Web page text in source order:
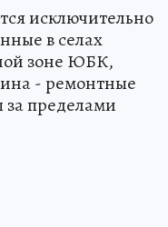
исключительно
в селах
зоне ЮБК,
- ремонтные
за пределами